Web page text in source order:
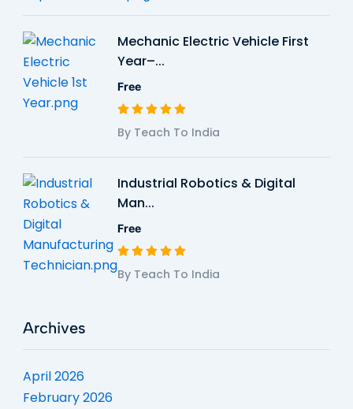
Mechanic Electric Vehicle First
Year–...
Free
By Teach To India
Industrial Robotics & Digital
Man...
Free
By Teach To India
Archives
April 2026
February 2026